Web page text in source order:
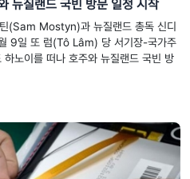
뉴질랜드 국빈 방문 일정 시작
(Sam Mostyn)과 뉴질랜드 총독 신디
9일 또 럼(Tô Lâm) 당 서기장-국가주
노이를 떠나 호주와 뉴질랜드 국빈 방